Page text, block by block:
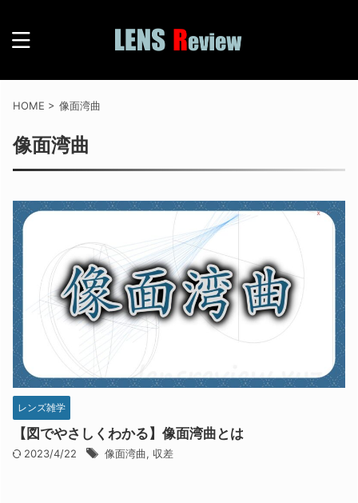
HOME > 像面湾曲
像面湾曲
レンズ雑学
【図でやさしくわかる】像面湾曲とは
2023/4/22 像面湾曲, 収差